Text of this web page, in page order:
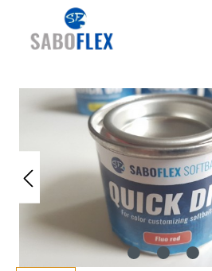
Bildergalerie überspringen